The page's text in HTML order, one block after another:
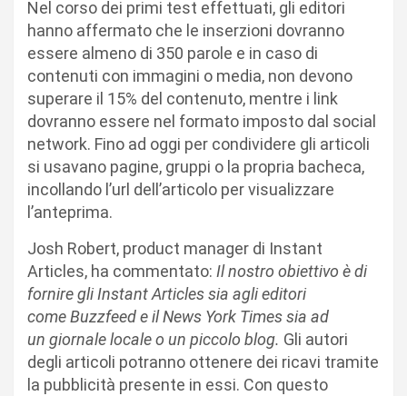
Nel corso dei primi test effettuati, gli editori
hanno affermato che le inserzioni dovranno
essere almeno di 350 parole e in caso di
contenuti con immagini o media, non devono
superare il 15% del contenuto, mentre i link
dovranno essere nel formato imposto dal social
network. Fino ad oggi per condividere gli articoli
si usavano pagine, gruppi o la propria bacheca,
incollando l’url dell’articolo per visualizzare
l’anteprima.
Josh Robert, product manager di Instant
Articles, ha commentato: Il nostro obiettivo è di
fornire gli Instant Articles sia agli editori
come Buzzfeed e il News York Times sia ad
un giornale locale o un piccolo blog. Gli autori
degli articoli potranno ottenere dei ricavi tramite
la pubblicità presente in essi. Con questo